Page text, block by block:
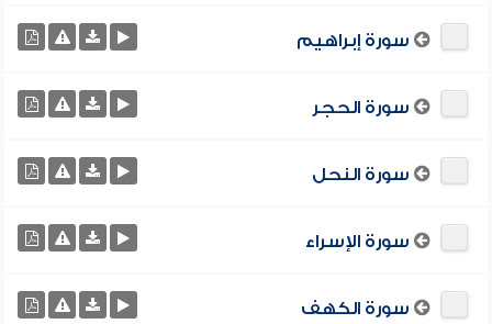
سورة إبراهيم
سورة الحجر
سورة النحل
سورة الإسراء
سورة الكهف